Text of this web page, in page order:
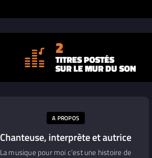
2
TITRES POSTÉS
SUR LE MUR DU SON
A PROPOS
Chanteuse, interprète et autrice
La musique pour moi c’est une histoire de